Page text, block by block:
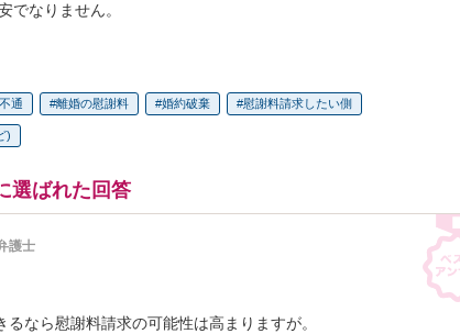
でなりません。
通 離婚の慰謝料 婚約破棄 慰謝料請求したい側
)
選ばれた回答
護士
なら慰謝料請求の可能性は高まりますが。